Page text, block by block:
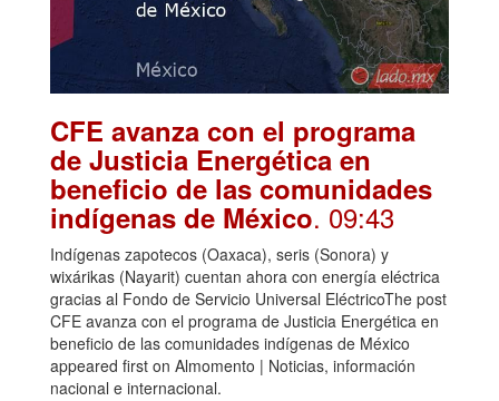
CFE avanza con el programa
de Justicia Energética en
beneficio de las comunidades
indígenas de México. 09:43
Indígenas zapotecos (Oaxaca), seris (Sonora) y
wixárikas (Nayarit) cuentan ahora con energía eléctrica
gracias al Fondo de Servicio Universal EléctricoThe post
CFE avanza con el programa de Justicia Energética en
beneficio de las comunidades indígenas de México
appeared first on Almomento | Noticias, información
nacional e internacional.